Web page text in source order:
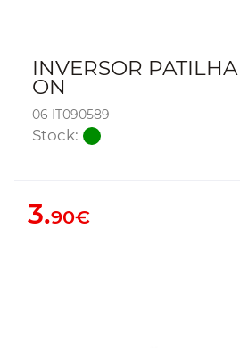
INVERSOR
ON
06 IT090589
Stock:
3.90€